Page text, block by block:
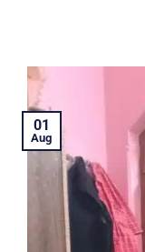
01
Aug